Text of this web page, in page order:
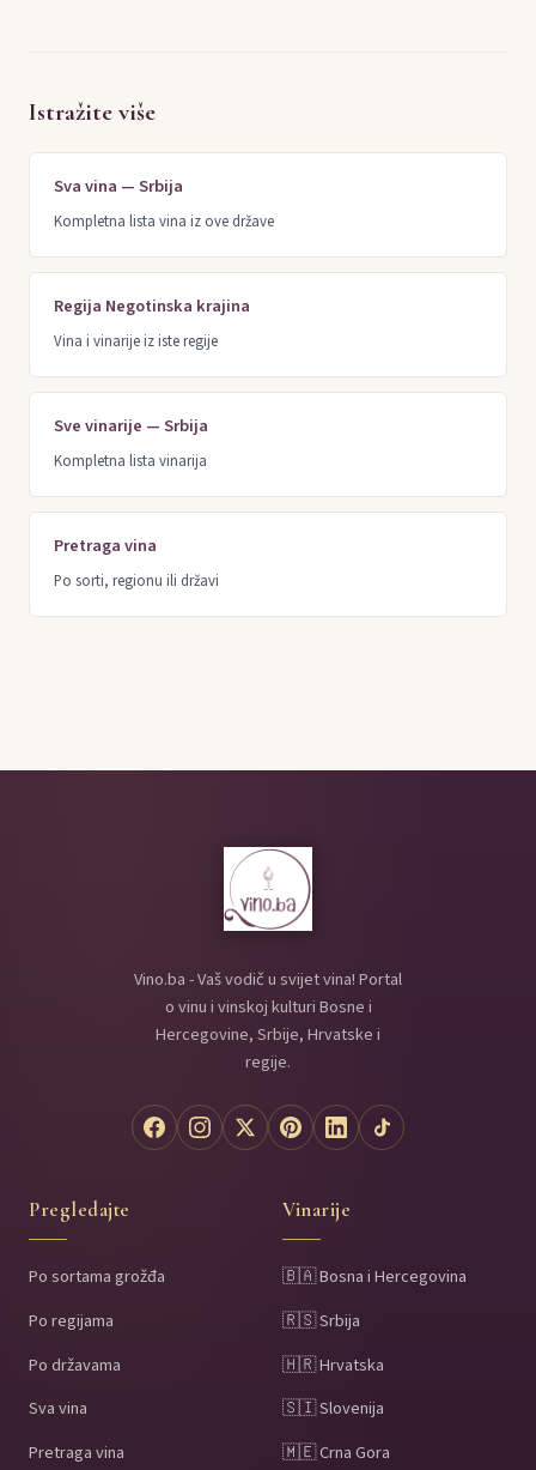
Istražite više
Sva vina — Srbija
Kompletna lista vina iz ove države
Regija Negotinska krajina
Vina i vinarije iz iste regije
Sve vinarije — Srbija
Kompletna lista vinarija
Pretraga vina
Po sorti, regionu ili državi
Vino.ba - Vaš vodič u svijet vina! Portal
o vinu i vinskoj kulturi Bosne i
Hercegovine, Srbije, Hrvatske i
regije.
Pregledajte
Po sortama grožđa
Po regijama
Po državama
Sva vina
Pretraga vina
Vinarije
🇧🇦 Bosna i Hercegovina
🇷🇸 Srbija
🇭🇷 Hrvatska
🇸🇮 Slovenija
🇲🇪 Crna Gora